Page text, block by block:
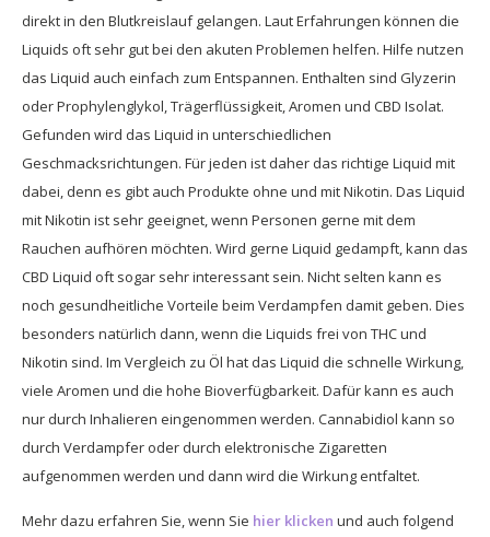
direkt in den Blutkreislauf gelangen. Laut Erfahrungen können die
Liquids oft sehr gut bei den akuten Problemen helfen. Hilfe nutzen
das Liquid auch einfach zum Entspannen. Enthalten sind Glyzerin
oder Prophylenglykol, Trägerflüssigkeit, Aromen und CBD Isolat.
Gefunden wird das Liquid in unterschiedlichen
Geschmacksrichtungen. Für jeden ist daher das richtige Liquid mit
dabei, denn es gibt auch Produkte ohne und mit Nikotin. Das Liquid
mit Nikotin ist sehr geeignet, wenn Personen gerne mit dem
Rauchen aufhören möchten. Wird gerne Liquid gedampft, kann das
CBD Liquid oft sogar sehr interessant sein. Nicht selten kann es
noch gesundheitliche Vorteile beim Verdampfen damit geben. Dies
besonders natürlich dann, wenn die Liquids frei von THC und
Nikotin sind. Im Vergleich zu Öl hat das Liquid die schnelle Wirkung,
viele Aromen und die hohe Bioverfügbarkeit. Dafür kann es auch
nur durch Inhalieren eingenommen werden. Cannabidiol kann so
durch Verdampfer oder durch elektronische Zigaretten
aufgenommen werden und dann wird die Wirkung entfaltet.
Mehr dazu erfahren Sie, wenn Sie hier klicken und auch folgend